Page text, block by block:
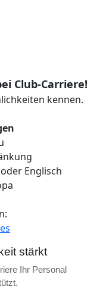
Club-Carriere!
kennen.
Englisch
stärkt
Ihr Personal